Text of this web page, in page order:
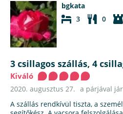
bgkata
3
0
3 csillagos szállás, 4
Kiváló
2020. augusztus 27. a párjával
A szállás rendkívül tiszta, a